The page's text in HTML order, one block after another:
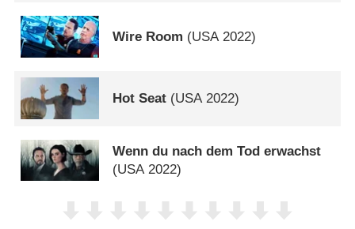
Wire Room (USA2022)
Hot Seat (USA2022)
Wenn du nach dem Tod erwachst
(USA2022)